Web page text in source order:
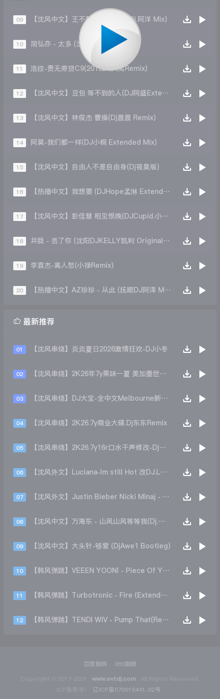
09 【沈风中文】王不醒 - 月老掉线(Dj.阿洋 Mix)
10 简弘亦 - 太多 (沈阳Dj小波Bootleg)
11 浩纹-责无旁贷C9(2018DJ大禹Remix)
12 【沈风中文】豆包 等不到的人(DJ阿盛Extended Mix)
13 【沈风中文】林俊杰 曹操(Dj晨晨 Remix)
14 阿莫-我们都一样(DJ小桐 Extended Mix)
15 【沈风中文】自由人不是自由身(Dj筱昊版)
16 【热播中文】我想要 (DJHope孟淋 Extended Mix)
17 【沈风中文】彭佳慧 相见恨晚(DJCupid.小秋 Bootleg)
18 井胧 - 丢了你 (沈阳DJKELLY凯利 Original Mix)
19 李袁杰-离人愁(小禄Remix)
20 【热播中文】AZ珍珍 - 从此 (抚顺DJ阿泽 Mix)
 最新推荐
01 【沈风串烧】炎炎夏日2026激情狂欢-DJ小冬
02 【沈风串烧】2K26年7y果味一夏 美加墨世界杯主题跳舞派对专辑 - Dj.阿帅
03 【沈风串烧】DJ大宝-全中文Melbourne新弹跳一飞冲天重低音上劲风暴MUSIC慢摇大碟
04 【沈风串烧】2K26.7y商业大碟.Dj东东Remix
05 【沈风串烧】2K26.7y16r口水干声修改-Dj东东Remix
06 【沈风外文】Luciana-Im still Hot 改DJ.LoZe
07 【沈风外文】Justin Bieber Nicki Minaj - Beauty And A Beat (DjHope小春 Extended Mix)
08 【沈风中文】万海东 - 山风山风等等我(Dj.阿洋 Extended Mix)
09 【沈风中文】大头针-够爱 (DjAwe1 Bootleg)
10 【韩风弹跳】VEEEN YOONI - Piece Of Your Heart (Remix)
11 【韩风弹跳】Turbotronic - Fire (Extended Mix)
12 【韩风弹跳】TENDI WiV - Pump That(Remix)
百度蜘蛛 360蜘蛛
www.evtdj.com
辽ICP备070015441-02号